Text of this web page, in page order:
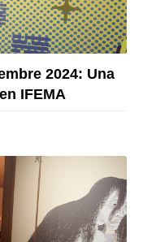
2024: Una
IFEMA